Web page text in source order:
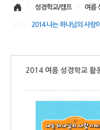
성경학교/캠프 여름
2014 나는 하나님의 사람
2014 여름 성경학교 활